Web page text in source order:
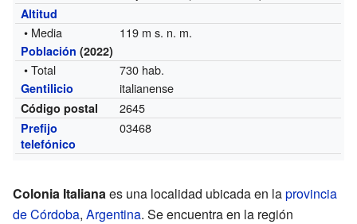
Altitud
• Media 119 m s. n. m.
Población (2022)
• Total 730 hab.
Gentilicio italianense
Código postal 2645
Prefijo
telefónico
03468
Colonia Italianaes una localidad ubicada en laprovincia
de Córdoba, Argentina. Se encuentra en la región